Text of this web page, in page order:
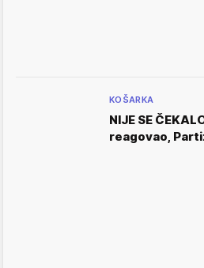
KOŠARKA
NIJE SE
reagovao,